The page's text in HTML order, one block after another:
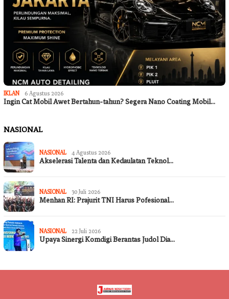
IKLAN 6 Agustus 2026
Ingin Cat Mobil Awet Bertahun-tahun? Segera Nano Coating Mobil…
NASIONAL
NASIONAL 4 Agustus 2026
Akselerasi Talenta dan Kedaulatan Teknol…
NASIONAL 30 Juli 2026
Menhan RI: Prajurit TNI Harus Pofesional…
NASIONAL 22 Juli 2026
Upaya Sinergi Komdigi Berantas Judol Dia…